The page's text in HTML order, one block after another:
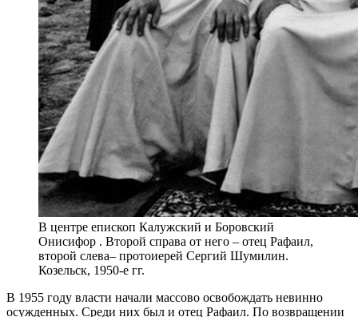
В центре епископ Калужский и Боровский
Онисифор . Второй справа от него – отец Рафаил,
второй слева– протоиерей Сергий Шумилин.
Козельск, 1950-е гг.
В 1955 году власти начали массово освобождать невинно
осужденных. Среди них был и отец Рафаил. По возвращении